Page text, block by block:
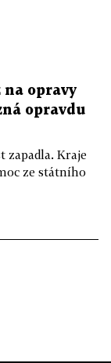
na opravy
opravdu
zapadla. Kraje
ze státního